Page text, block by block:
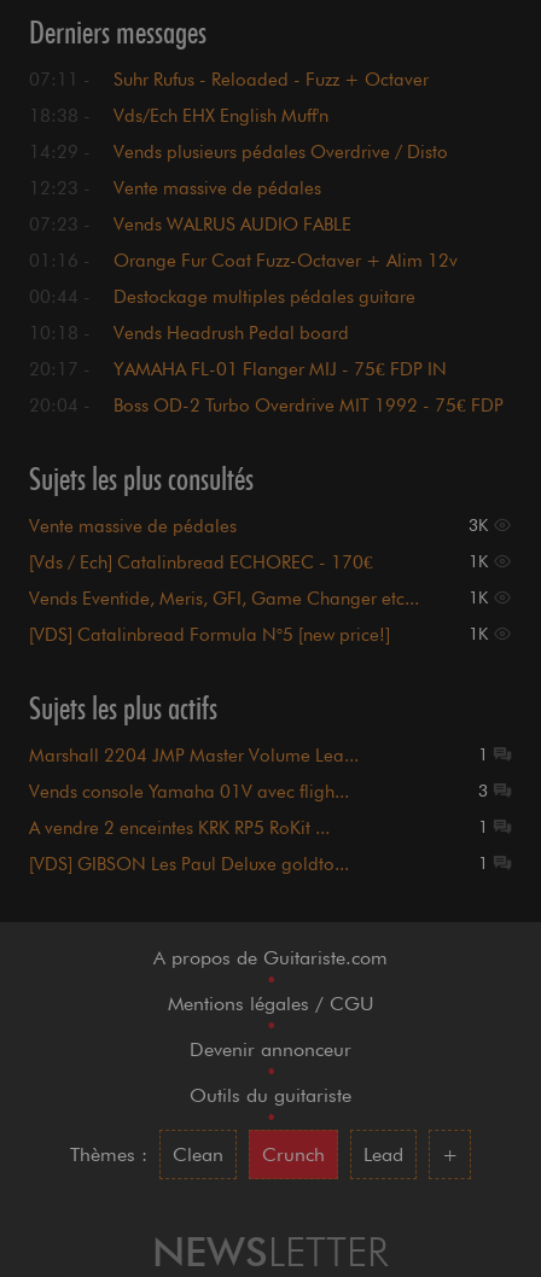
Derniers messages
07:11 -
Suhr Rufus - Reloaded - Fuzz + Octaver
18:38 -
Vds/Ech EHX English Muff'n
14:29 -
Vends plusieurs pédales Overdrive / Disto
12:23 -
Vente massive de pédales
07:23 -
Vends WALRUS AUDIO FABLE
01:16 -
Orange Fur Coat Fuzz-Octaver + Alim 12v
00:44 -
Destockage multiples pédales guitare
10:18 -
Vends Headrush Pedal board
20:17 -
YAMAHA FL-01 Flanger MIJ - 75€ FDP IN
20:04 -
Boss OD-2 Turbo Overdrive MIT 1992 - 75€ FDP
Sujets les plus consultés
Vente massive de pédales 3K
[Vds / Ech] Catalinbread ECHOREC - 170€ 1K
Vends Eventide, Meris, GFI, Game Changer etc... 1K
[VDS] Catalinbread Formula N°5 [new price!] 1K
Sujets les plus actifs
Marshall 2204 JMP Master Volume Lea... 1
Vends console Yamaha 01V avec fligh... 3
A vendre 2 enceintes KRK RP5 RoKit ... 1
[VDS] GIBSON Les Paul Deluxe goldto... 1
A propos de Guitariste.com
•
Mentions légales / CGU
•
Devenir annonceur
•
Outils du guitariste
•
Thèmes :
Clean Crunch Lead +
NEWSLETTER